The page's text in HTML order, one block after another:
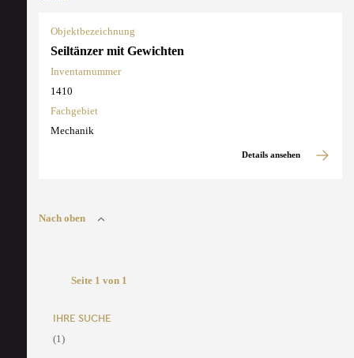
Objektbezeichnung
Seiltänzer mit Gewichten
Inventarnummer
1410
Fachgebiet
Mechanik
Details ansehen
Nach oben
Seite 1 von 1
IHRE SUCHE
(1)